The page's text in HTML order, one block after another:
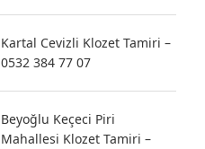
Kartal Cevizli Klozet Tamiri –
0532 384 77 07
Beyoğlu Keçeci Piri
Mahallesi Klozet Tamiri –